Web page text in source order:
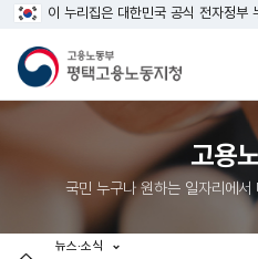
이 누리집은 대한민국 공식 전자정부
고용
국민 누구나 원하는 일자리에
뉴스·소식